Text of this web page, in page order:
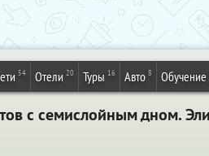
54 Отели 20 Туры 16 Авто 8 Обучение
с семислойным дном.